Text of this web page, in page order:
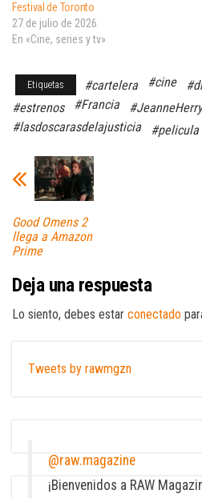
Festival de Toronto
27 de julio de 2026
En «Cine, series y tv»
Etiquetas #cartelera #cine
#estrenos
#Francia
#JeanneHerry
#lasdoscarasdelajusticia
#pelicula
Good Omens 2
llega a Amazon
Prime
Deja una respuesta
Lo siento, debes estar conectado
Tweets by rawmgzn
@raw.magazine
¡Bienvenidos a RAW